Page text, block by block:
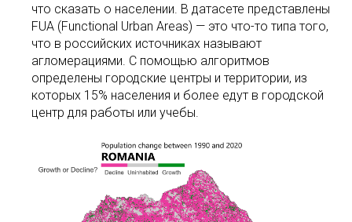
что сказать о населении. В датасете представлены
FUA (Functional Urban Areas) — это что-то типа того,
что в российских источниках называют
агломерациями. С помощью алгоритмов
определены городские центры и территории, из
которых 15% населения и более едут в городской
центр для работы или учебы.